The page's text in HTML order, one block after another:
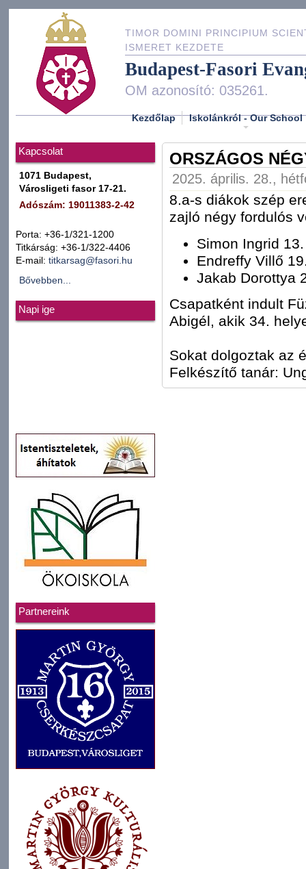
TIMOR DOMINI PRINCIPIUM
ISMERET KEZDETE
Budapest-Fasori
OM azonosító: 035261.
Kezdőlap Iskolánkról - Our School
Kapcsolat
1071 Budapest,
Városligeti fasor 17-21.
Adószám: 19011383-2-42
Porta: +36-1/321-1200
Titkárság: +36-1/322-4406
E-mail: titkarsag@fasori.hu
Bővebben...
Napi ige
Partnereink
ORSZÁGOS
2025. április. 28.,
8.a-s diákok szép
zajló négy fordulós
Simon Ingrid
Endreffy Villő
Jakab Dorottya
Csapatként indult
Abigél, akik 34.
Sokat dolgoztak az
Felkészítő tanár: